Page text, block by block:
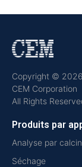
Copyright © 2026
CEM Corporation
All Rights
Produits par
Analyse par
Séchage